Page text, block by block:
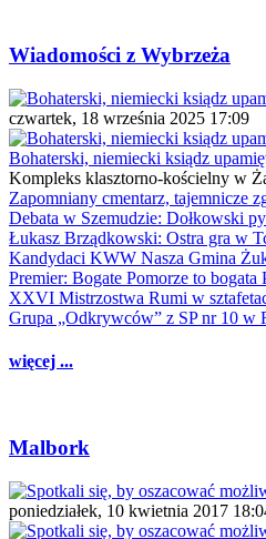
Wiadomości z Wybrzeża
czwartek, 18 września 2025 17:09
Bohaterski, niemiecki ksiądz
Kompleks klasztorno-kościelny w
Zapomniany cmentarz, tajemnicze
Debata w Szemudzie: Dołkowski
Łukasz Brządkowski: Ostra gra w
Kandydaci KWW Nasza Gmina
Premier: Bogate Pomorze to bogata
XXVI Mistrzostwa Rumi w
Grupa „Odkrywców” z SP nr 10 w
więcej ...
Malbork
poniedziałek, 10 kwietnia 2017